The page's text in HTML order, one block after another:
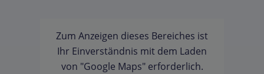
Zum Anzeigen dieses Bereiches ist
Ihr Einverständnis mit dem Laden
von "Google Maps" erforderlich.